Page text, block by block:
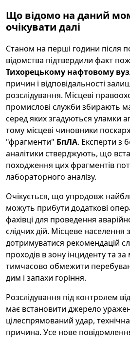
Що відомо на даний
очікувати далі
Станом на перші години після
відомства підтвердили факт
Тихорецькому нафтовому
причин і відповідальності
розслідування. Місцеві
промислові служби збирають
серед яких згадуються уламки
тому місцеві чиновники
"фрагменти" БпЛА. Експерти з
аналітики стверджують, що
походження цих фрагментів
лабораторного аналізу.
Очікується, що упродовж
можуть прибути додаткові
фахівці для проведення
слідчих дій. Місцеве населення
дотримуватися рекомендацій
проходів в зону інциденту та
тимчасово обмежити
дим і запахи горіння.
Розслідування під контролем
має встановити джерело
цілеспрямований удар,
причина. Усе нове